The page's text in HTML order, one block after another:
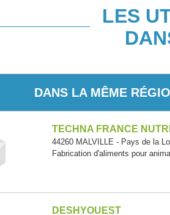
LES
DANS LA MÊME
TECHNA FRANCE
44260 MALVILLE - Pays de la
Fabrication d'aliments pour
DESHYOUEST